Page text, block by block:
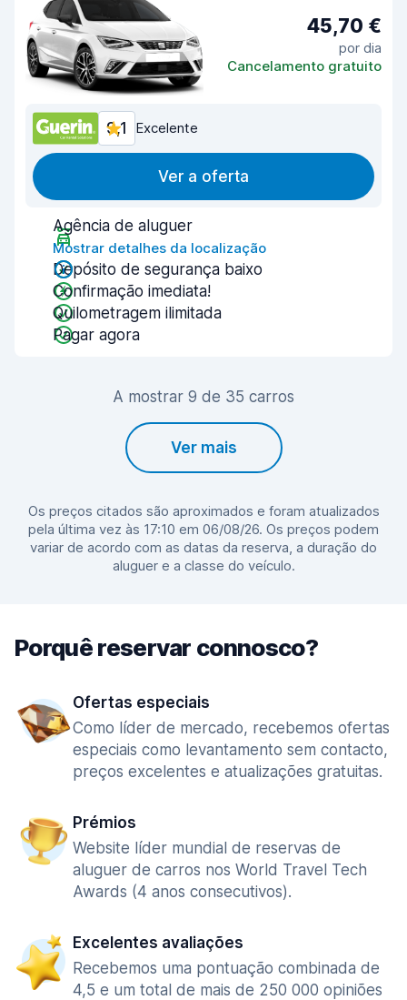
45,70 €
por dia
Cancelamento gratuito
9,1 Excelente
Ver a oferta
Agência de aluguer
Mostrar detalhes da localização
Depósito de segurança baixo
Confirmação imediata!
Quilometragem ilimitada
Pagar agora
A mostrar 9 de 35 carros
Ver mais
Os preços citados são aproximados e foram atualizados
pela última vez às 17:10 em 06/08/26. Os preços podem
variar de acordo com as datas da reserva, a duração do
aluguer e a classe do veículo.
Porquê reservar connosco?
Ofertas especiais
Como líder de mercado, recebemos ofertas
especiais como levantamento sem contacto,
preços excelentes e atualizações gratuitas.
Prémios
Website líder mundial de reservas de
aluguer de carros nos World Travel Tech
Awards (4 anos consecutivos).
Excelentes avaliações
Recebemos uma pontuação combinada de
4,5 e um total de mais de 250 000 opiniões